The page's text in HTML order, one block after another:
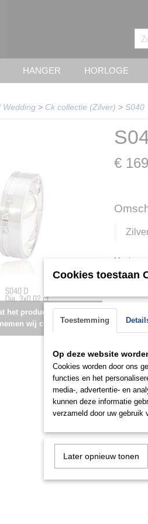
HANGER HORLOGE
Wedding > Ck collectie (Zilver) > S040
het product onlangs in de
wij contact met u op.
€
Mooie
Ook
Cookies toestaan
Toestemming
Op deze website
Cookies worden door ons
functies en het
media-, advertentie- en
kunnen deze informatie
verzameld door uw gebruik
Later opnieuw tonen